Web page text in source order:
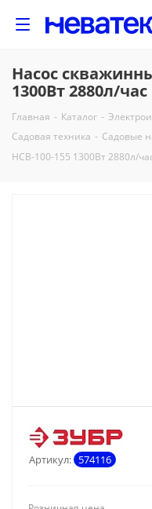
Насос
1300Вт 2880л/час
Главная - Каталог -
Садовая техника - Садовые
НСВ-100-155 1300Вт 2880л/
Артикул: 574116